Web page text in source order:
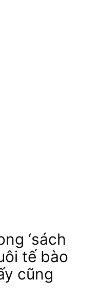
‘sách
tế bào
cũng